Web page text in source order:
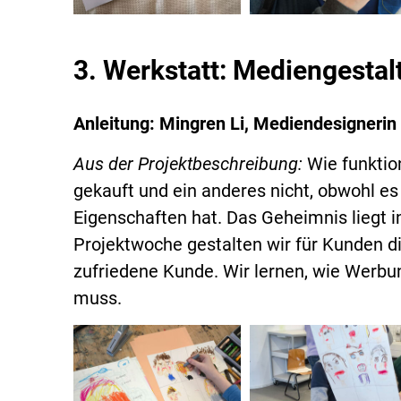
3. Werkstatt:
Anleitung: Mingren Li,
Aus der Projektbeschreibung: Wie
gekauft und ein anderes nicht, obwohl
Eigenschaften hat. Das Geheimnis liegt
Projektwoche gestalten wir für Kunden
zufriedene Kunde. Wir lernen, wie
muss.